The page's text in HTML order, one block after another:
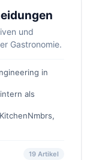
und
Gastronomie.
in
als
19 Artikel